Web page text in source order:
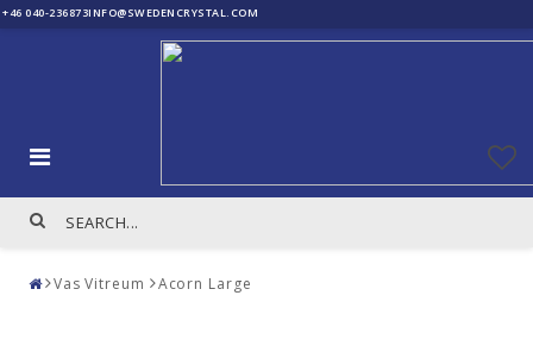
+46 040-236873INFO@SWEDENCRYSTAL.COM
Vas Vitreum Acorn Large